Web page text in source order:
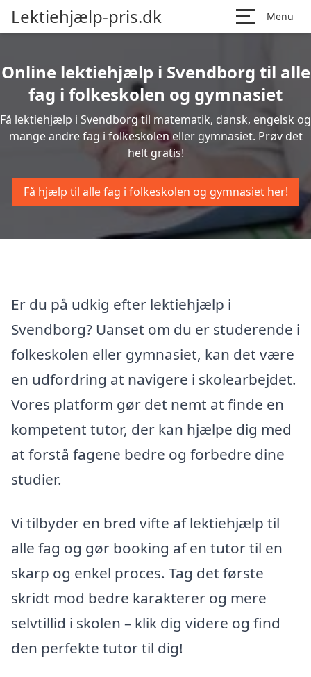
Lektiehjælp-pris.dk Menu
Online lektiehjælp i Svendborg til alle
fag i folkeskolen og gymnasiet
Få lektiehjælp i Svendborg til matematik, dansk, engelsk og
mange andre fag i folkeskolen eller gymnasiet. Prøv det
helt gratis!
Få hjælp til alle fag i folkeskolen og gymnasiet her!
Er du på udkig efter lektiehjælp i
Svendborg? Uanset om du er studerende i
folkeskolen eller gymnasiet, kan det være
en udfordring at navigere i skolearbejdet.
Vores platform gør det nemt at finde en
kompetent tutor, der kan hjælpe dig med
at forstå fagene bedre og forbedre dine
studier.
Vi tilbyder en bred vifte af lektiehjælp til
alle fag og gør booking af en tutor til en
skarp og enkel proces. Tag det første
skridt mod bedre karakterer og mere
selvtillid i skolen – klik dig videre og find
den perfekte tutor til dig!